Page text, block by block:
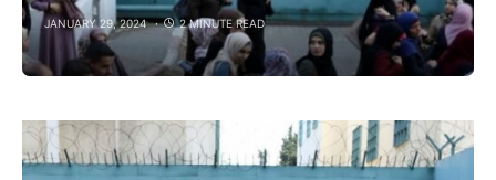
JANUARY 29, 2024 2 MINUTE READ